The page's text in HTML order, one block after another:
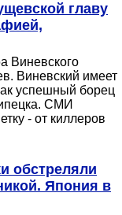
главу
Виневского
Виневский имеет
успешный борец
СМИ
- от киллеров
обстреляли
Япония в